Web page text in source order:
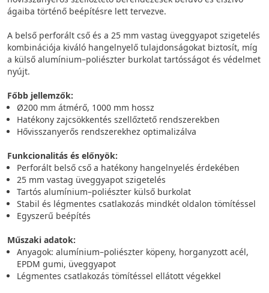
ágaiba történő beépítésre lett tervezve.
A belső perforált cső és a 25 mm vastag üveggyapot szigetelés
kombinációja kiváló hangelnyelő tulajdonságokat biztosít, míg
a külső alumínium–poliészter burkolat tartósságot és védelmet
nyújt.
Főbb jellemzők:
Ø200 mm átmérő, 1000 mm hossz
Hatékony zajcsökkentés szellőztető rendszerekben
Hővisszanyerős rendszerekhez optimalizálva
Funkcionalitás és előnyök:
Perforált belső cső a hatékony hangelnyelés érdekében
25 mm vastag üveggyapot szigetelés
Tartós alumínium–poliészter külső burkolat
Stabil és légmentes csatlakozás mindkét oldalon tömítéssel
Egyszerű beépítés
Műszaki adatok:
Anyagok: alumínium–poliészter köpeny, horganyzott acél,
EPDM gumi, üveggyapot
Légmentes csatlakozás tömítéssel ellátott végekkel